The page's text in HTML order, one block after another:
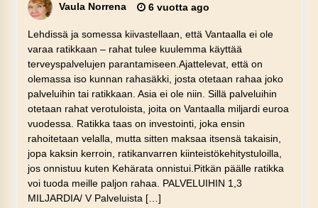
Vaula Norrena 6 vuotta ago
Lehdissä ja somessa kiivastellaan, että Vantaalla ei ole
varaa ratikkaan – rahat tulee kuulemma käyttää
terveyspalvelujen parantamiseen.Ajattelevat, että on
olemassa iso kunnan rahasäkki, josta otetaan rahaa joko
palveluihin tai ratikkaan. Asia ei ole niin. Sillä palveluihin
otetaan rahat verotuloista, joita on Vantaalla miljardi euroa
vuodessa. Ratikka taas on investointi, joka ensin
rahoitetaan velalla, mutta sitten maksaa itsensä takaisin,
jopa kaksin kerroin, ratikanvarren kiinteistökehitystuloilla,
jos onnistuu kuten Kehärata onnistui.Pitkän päälle ratikka
voi tuoda meille paljon rahaa. PALVELUIHIN 1,3
MILJARDIA/ V Palveluista […]